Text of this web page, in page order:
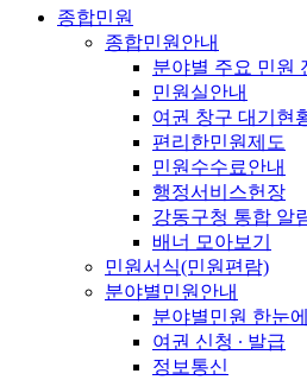
종합민원
종합민원안내
분야별 주요 민원
민원실안내
여권 창구 대기현
편리한민원제도
민원수수료안내
행정서비스헌장
강동구청 통합 알
배너 모아보기
민원서식(민원편람)
분야별민원안내
분야별민원 한눈에
여권 신청 ∙ 발급
정보통신